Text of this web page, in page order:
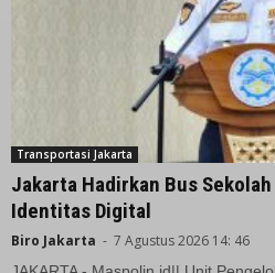
Transportasi Jakarta
Jakarta Hadirkan Bus
Identitas Digital
Biro Jakarta - 7 Agustus 2026 14: 46